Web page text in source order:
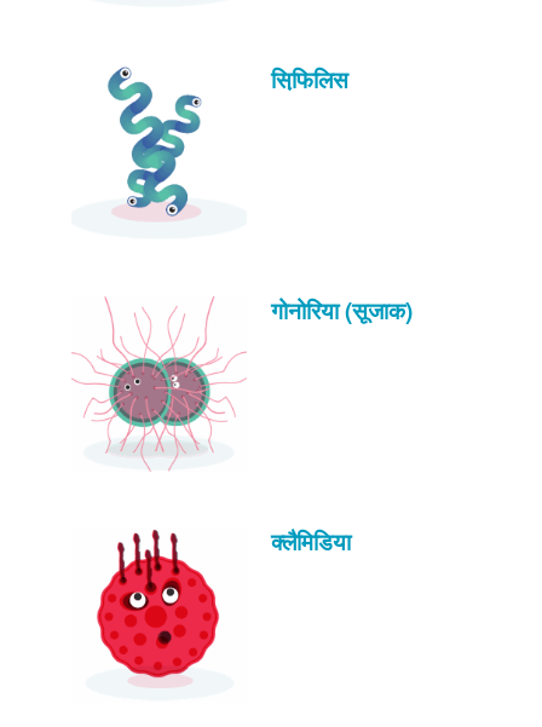
सिफि़लिस
गोनोरिया (सूजाक)
क्लैमिडिया